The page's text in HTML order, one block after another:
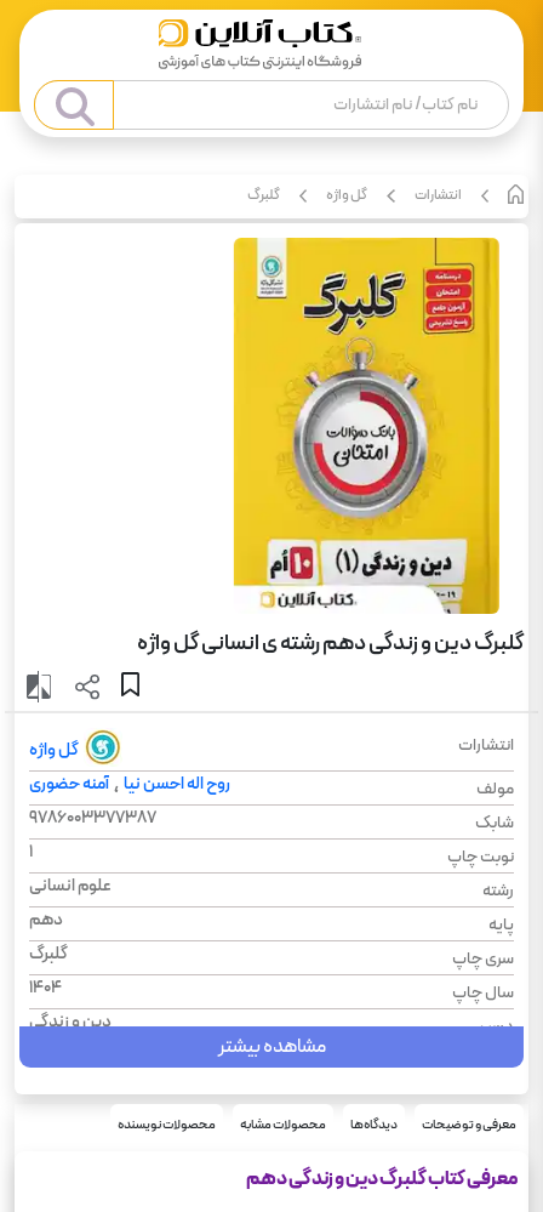
انتشارات گل واژه گلبرگ
گلبرگ دین و زندگی دهم رشته ی انسانی گل واژه
انتشارات
گل واژه
مولف
روح اله احسن نیا ،آمنه حضوری
شابک
9786003377387
نوبت چاپ
1
رشته
علوم انسانی
پایه
دهم
سری چاپ
گلبرگ
سال چاپ
1404
درس
دین و زندگی
نوع جلد
شومیز
قطع
تعداد صفحه
وزن
مشاهده بیشتر
معرفی و توضیحات دیدگاه‌ها محصولات مشابه محصولات نویسنده
معرفی کتاب گلبرگ دین و زندگی دهم